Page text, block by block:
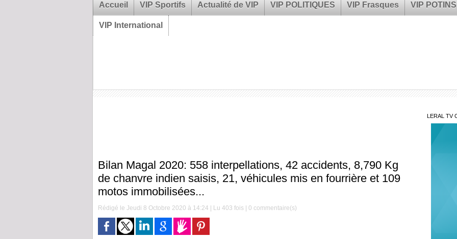
Accueil VIP Sportifs Actualité de VIP VIP POLITIQUES VIP Frasques VIP POTINS
VIP International
Bilan Magal 2020: 558 interpellations, 42 accidents, 8,790 Kg
de chanvre indien saisis, 21, véhicules mis en fourrière et 109
motos immobilisées...
Rédigé le Jeudi 8 Octobre 2020 à 14:24 | Lu 403 fois | 0 commentaire(s)
LERAL TV